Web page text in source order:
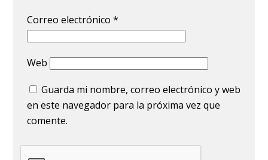
Correo electrónico*
Web
Guarda mi nombre, correo electrónico y web
en este navegador para la próxima vez que
comente.